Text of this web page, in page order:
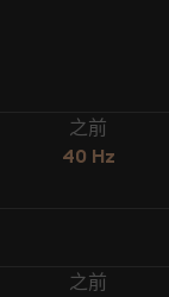
之前
40 Hz
之前